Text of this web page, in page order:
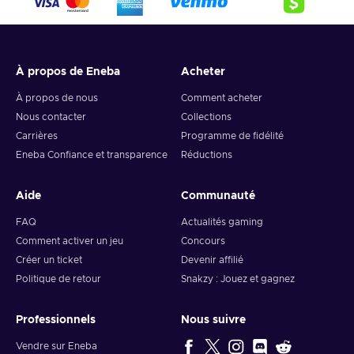
À propos de Eneba
À propos de nous
Nous contacter
Carrières
Eneba Confiance et transparence
Acheter
Comment acheter
Collections
Programme de fidélité
Réductions
Aide
FAQ
Comment activer un jeu
Créer un ticket
Politique de retour
Communauté
Actualités gaming
Concours
Devenir affilié
Snakzy : Jouez et gagnez
Professionnels
Vendre sur Eneba
Nous suivre